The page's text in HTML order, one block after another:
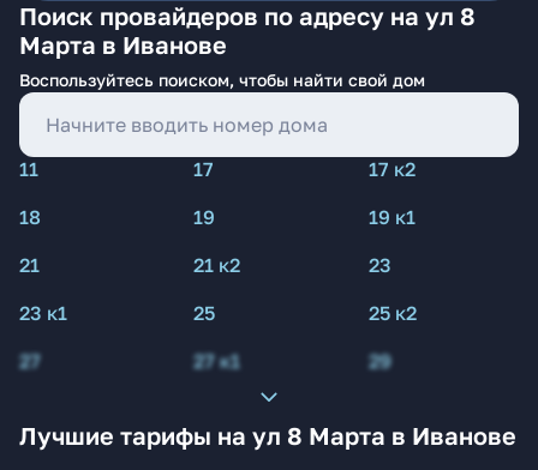
Поиск провайдеров по адресу на ул 8
Марта в Иванове
Воспользуйтесь поиском, чтобы найти свой дом
11 17
17 к2
18
19
19 к1
21
21 к2
23
23 к1
25
25 к2
27
27 к1 29
Лучшие тарифы на ул 8 Марта в Иванове